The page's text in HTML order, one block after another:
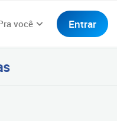
você Entrar